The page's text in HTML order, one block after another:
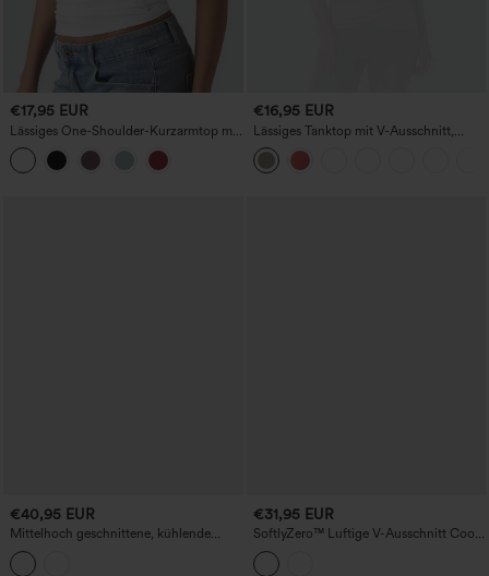
€17,95 EUR
Lässiges One-Shoulder-Kurzarmtop mit
Raffung
€16,95 EUR
Lässiges Tanktop mit V-Ausschnitt,
überkreuzter Front und Raffung
€40,95 EUR
Mittelhoch geschnittene, kühlende
Arbeitshose mit Taschen
€31,95 EUR
SoftlyZero™ Luftige V-Ausschnitt Cool-
Touch-Freizeitweste